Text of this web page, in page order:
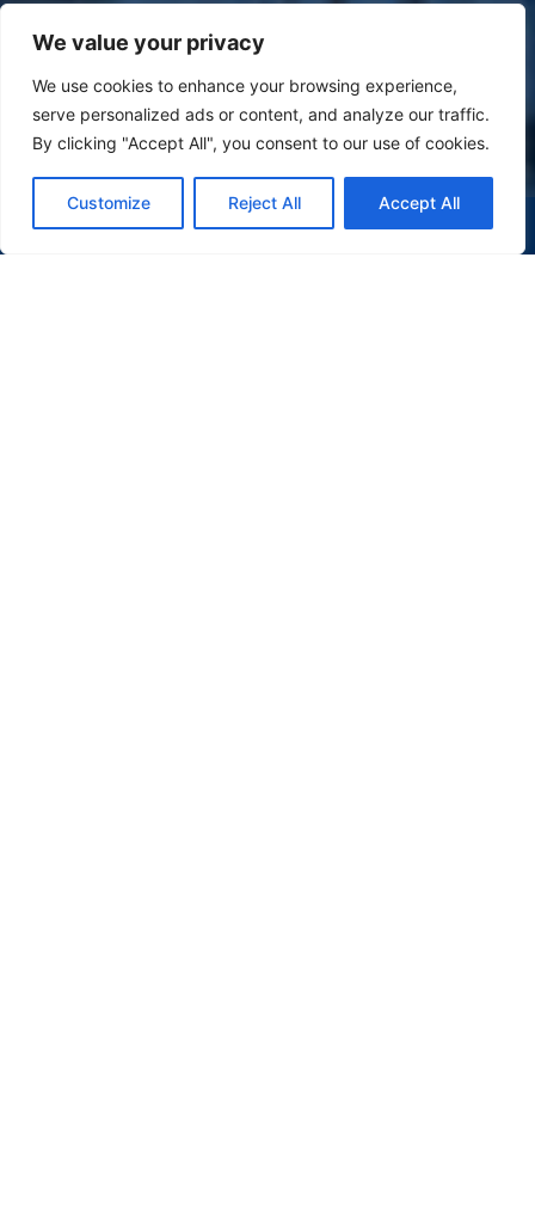
We value your privacy
We use cookies to enhance your browsing experience,
serve personalized ads or content, and analyze our traffic.
By clicking "Accept All", you consent to our use of cookies.
Customize Reject All Accept All
(47) 9 9977-7630